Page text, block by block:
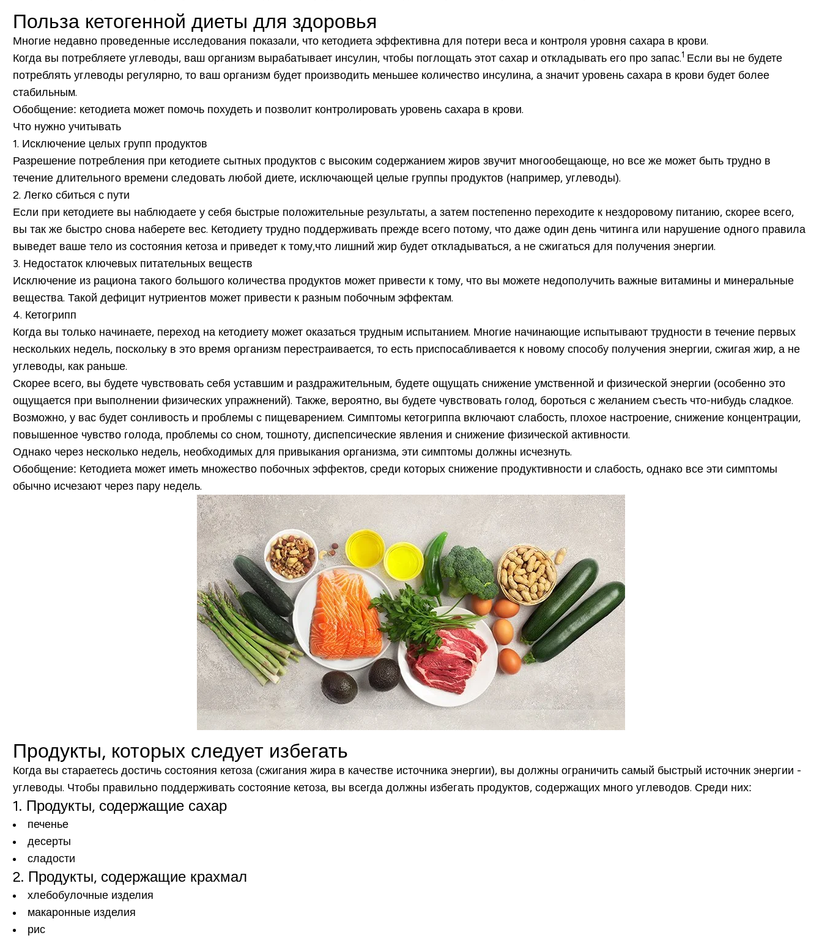
Польза кетогенной диеты для здоровья
Многие недавно проведенные исследования показали, что кетодиета эффективна для потери веса и контроля уровня сахара в крови.
Когда вы потребляете углеводы, ваш организм вырабатывает инсулин, чтобы поглощать этот сахар и откладывать его про запас.1 Если вы не будете
потреблять углеводы регулярно, то ваш организм будет производить меньшее количество инсулина, а значит уровень сахара в крови будет более
стабильным.
Обобщение: кетодиета может помочь похудеть и позволит контролировать уровень сахара в крови.
Что нужно учитывать
1. Исключение целых групп продуктов
Разрешение потребления при кетодиете сытных продуктов с высоким содержанием жиров звучит многообещающе, но все же может быть трудно в
течение длительного времени следовать любой диете, исключающей целые группы продуктов (например, углеводы).
2. Легко сбиться с пути
Если при кетодиете вы наблюдаете у себя быстрые положительные результаты, а затем постепенно переходите к нездоровому питанию, скорее всего,
вы так же быстро снова наберете вес. Кетодиету трудно поддерживать прежде всего потому, что даже один день читинга или нарушение одного правила
выведет ваше тело из состояния кетоза и приведет к тому,что лишний жир будет откладываться, а не сжигаться для получения энергии.
3. Недостаток ключевых питательных веществ
Исключение из рациона такого большого количества продуктов может привести к тому, что вы можете недополучить важные витамины и минеральные
вещества. Такой дефицит нутриентов может привести к разным побочным эффектам.
4. Кетогрипп
Когда вы только начинаете, переход на кетодиету может оказаться трудным испытанием. Многие начинающие испытывают трудности в течение первых
нескольких недель, поскольку в это время организм перестраивается, то есть приспосабливается к новому способу получения энергии, сжигая жир, а не
углеводы, как раньше.
Скорее всего, вы будете чувствовать себя уставшим и раздражительным, будете ощущать снижение умственной и физической энергии (особенно это
ощущается при выполнении физических упражнений). Также, вероятно, вы будете чувствовать голод, бороться с желанием съесть что-нибудь сладкое.
Возможно, у вас будет сонливость и проблемы с пищеварением. Симптомы кетогриппа включают слабость, плохое настроение, снижение концентрации,
повышенное чувство голода, проблемы со сном, тошноту, диспепсические явления и снижение физической активности.
Однако через несколько недель, необходимых для привыкания организма, эти симптомы должны исчезнуть.
Обобщение: Кетодиета может иметь множество побочных эффектов, среди которых снижение продуктивности и слабость, однако все эти симптомы
обычно исчезают через пару недель.
Продукты, которых следует избегать
Когда вы стараетесь достичь состояния кетоза (сжигания жира в качестве источника энергии), вы должны ограничить самый быстрый источник энергии -
углеводы. Чтобы правильно поддерживать состояние кетоза, вы всегда должны избегать продуктов, содержащих много углеводов. Среди них:
1. Продукты, содержащие сахар
печенье
десерты
сладости
2. Продукты, содержащие крахмал
хлебобулочные изделия
макаронные изделия
рис